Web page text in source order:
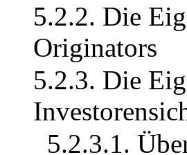
5.2.2. Die
Originators
5.2.3. Die
5.2.3.1.